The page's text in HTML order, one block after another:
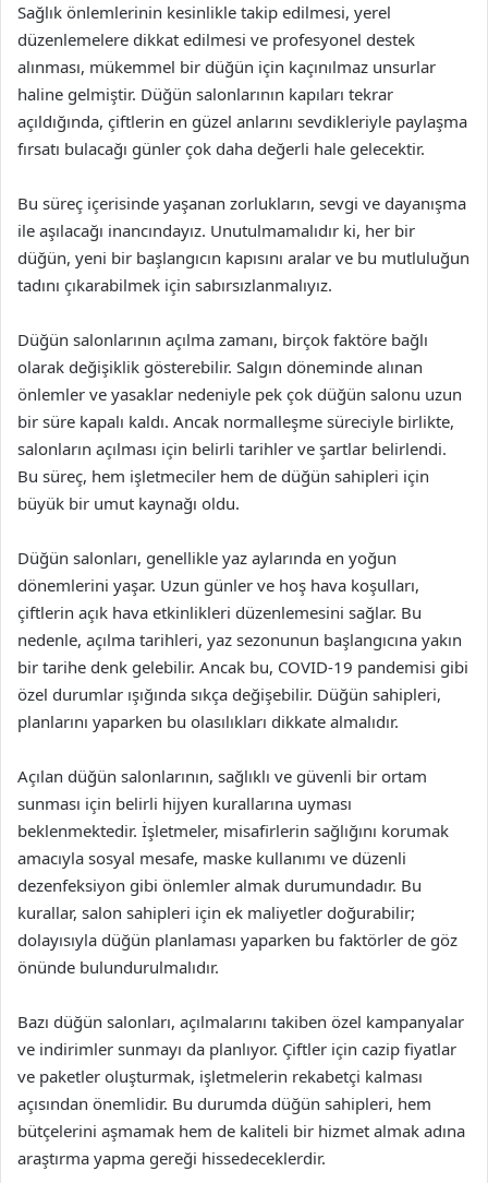
Sağlık önlemlerinin kesinlikle takip edilmesi, yerel
düzenlemelere dikkat edilmesi ve profesyonel destek
alınması, mükemmel bir düğün için kaçınılmaz unsurlar
haline gelmiştir. Düğün salonlarının kapıları tekrar
açıldığında, çiftlerin en güzel anlarını sevdikleriyle paylaşma
fırsatı bulacağı günler çok daha değerli hale gelecektir.
Bu süreç içerisinde yaşanan zorlukların, sevgi ve dayanışma
ile aşılacağı inancındayız. Unutulmamalıdır ki, her bir
düğün, yeni bir başlangıcın kapısını aralar ve bu mutluluğun
tadını çıkarabilmek için sabırsızlanmalıyız.
Düğün salonlarının açılma zamanı, birçok faktöre bağlı
olarak değişiklik gösterebilir. Salgın döneminde alınan
önlemler ve yasaklar nedeniyle pek çok düğün salonu uzun
bir süre kapalı kaldı. Ancak normalleşme süreciyle birlikte,
salonların açılması için belirli tarihler ve şartlar belirlendi.
Bu süreç, hem işletmeciler hem de düğün sahipleri için
büyük bir umut kaynağı oldu.
Düğün salonları, genellikle yaz aylarında en yoğun
dönemlerini yaşar. Uzun günler ve hoş hava koşulları,
çiftlerin açık hava etkinlikleri düzenlemesini sağlar. Bu
nedenle, açılma tarihleri, yaz sezonunun başlangıcına yakın
bir tarihe denk gelebilir. Ancak bu, COVID-19 pandemisi gibi
özel durumlar ışığında sıkça değişebilir. Düğün sahipleri,
planlarını yaparken bu olasılıkları dikkate almalıdır.
Açılan düğün salonlarının, sağlıklı ve güvenli bir ortam
sunması için belirli hijyen kurallarına uyması
beklenmektedir. İşletmeler, misafirlerin sağlığını korumak
amacıyla sosyal mesafe, maske kullanımı ve düzenli
dezenfeksiyon gibi önlemler almak durumundadır. Bu
kurallar, salon sahipleri için ek maliyetler doğurabilir;
dolayısıyla düğün planlaması yaparken bu faktörler de göz
önünde bulundurulmalıdır.
Bazı düğün salonları, açılmalarını takiben özel kampanyalar
ve indirimler sunmayı da planlıyor. Çiftler için cazip fiyatlar
ve paketler oluşturmak, işletmelerin rekabetçi kalması
açısından önemlidir. Bu durumda düğün sahipleri, hem
bütçelerini aşmamak hem de kaliteli bir hizmet almak adına
araştırma yapma gereği hissedeceklerdir.